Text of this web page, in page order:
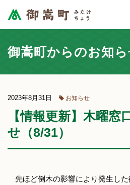
御嵩町からのお知ら
2023年8月31日 お知らせ
【情報更新】木曜窓
せ（8/31）
先ほど倒木の影響により発生し